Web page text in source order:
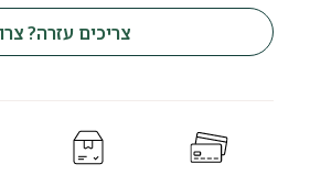
צריכים עזרה?